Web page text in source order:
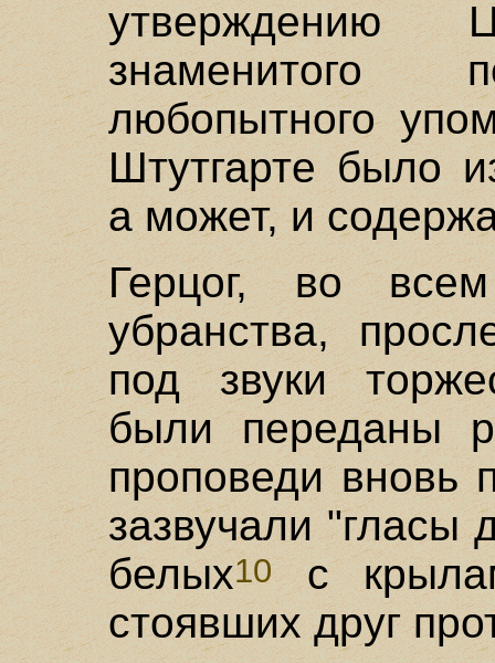
утверждению
знаменитого
любопытного
Штутгарте было
а может, и
Герцог, во
убранства,
под звуки
были переданы
проповеди вновь
зазвучали "гласы
белых10с
стоявших друг